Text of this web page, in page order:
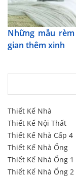
Những mẫu
gian thêm xinh
Thiết Kế Nhà
Thiết Kế Nội Thất
Thiết Kế Nhà Cấp 4
Thiết Kế Nhà Ống
Thiết Kế Nhà Ống 1
Thiết Kế Nhà Ống 2